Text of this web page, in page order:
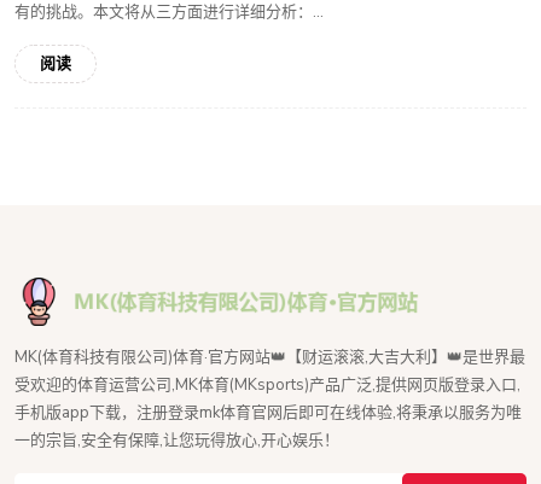
有的挑战。本文将从三方面进行详细分析：...
阅读
MK(体育科技有限公司)体育·官方网站👑【财运滚滚,大吉大利】👑是世界最
受欢迎的体育运营公司,MK体育(MKsports)产品广泛,提供网页版登录入口,
手机版app下载，注册登录mk体育官网后即可在线体验,将秉承以服务为唯
一的宗旨,安全有保障,让您玩得放心,开心娱乐！